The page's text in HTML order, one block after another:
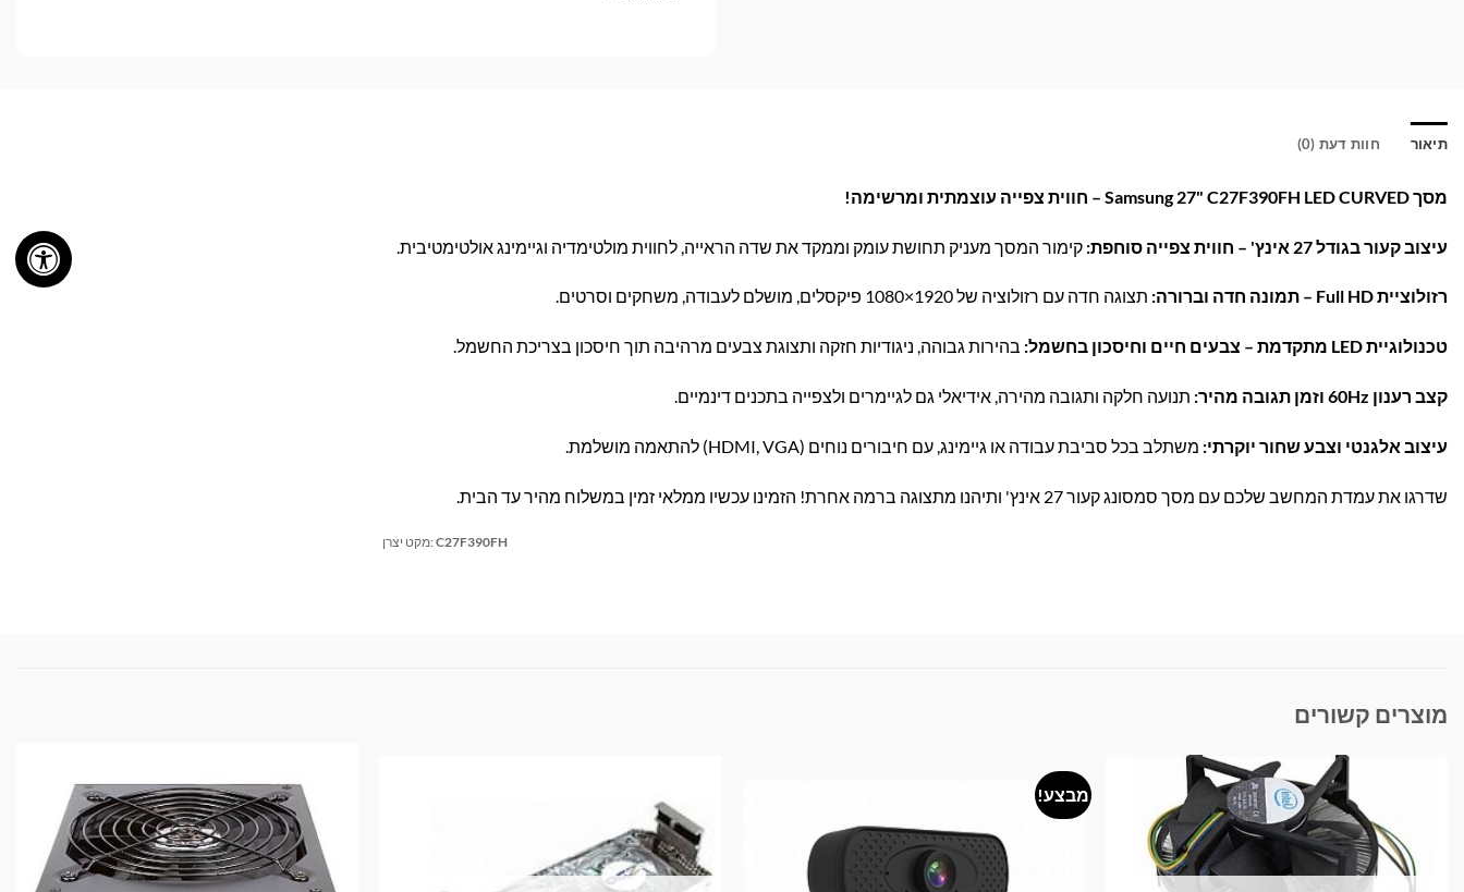
תיאור חוות דעת (0)
מסך Samsung 27" C27F390FH LED CURVED – חווית צפייה עוצמתית ומרשימה!
עיצוב קעור בגודל 27 אינץ' – חווית צפייה סוחפת: קימור המסך מעניק תחושת עומק וממקד את שדה הראייה, לחווית מולטימדיה וגיימינג אולטימטיבית.
רזולוציית Full HD – תמונה חדה וברורה: תצוגה חדה עם רזולוציה של 1920×1080 פיקסלים, מושלם לעבודה, משחקים וסרטים.
טכנולוגיית LED מתקדמת – צבעים חיים וחיסכון בחשמל: בהירות גבוהה, ניגודיות חזקה ותצוגת צבעים מרהיבה תוך חיסכון בצריכת החשמל.
קצב רענון 60Hz וזמן תגובה מהיר: תנועה חלקה ותגובה מהירה, אידיאלי גם לגיימרים ולצפייה בתכנים דינמיים.
עיצוב אלגנטי וצבע שחור יוקרתי: משתלב בכל סביבת עבודה או גיימינג, עם חיבורים נוחים (HDMI, VGA) להתאמה מושלמת.
שדרגו את עמדת המחשב שלכם עם מסך סמסונג קעור 27 אינץ' ותיהנו מתצוגה ברמה אחרת! הזמינו עכשיו ממלאי זמין במשלוח מהיר עד הבית.
מקט יצרן: C27F390FH
מוצרים קשורים
מבצע!